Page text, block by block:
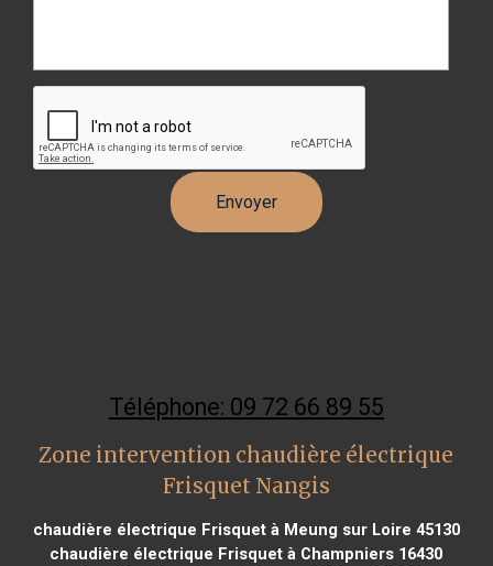
Téléphone: 09 72 66 89 55
Zone intervention chaudière électrique
Frisquet Nangis
chaudière électrique Frisquet à Meung sur Loire 45130
chaudière électrique Frisquet à Champniers 16430